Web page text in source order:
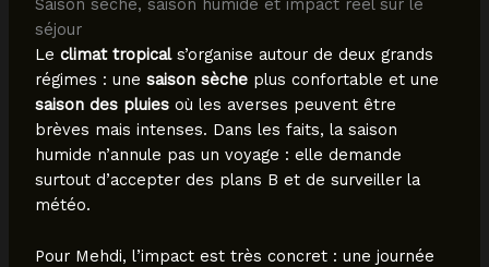
Saison sèche, saison humide et impact réel sur le
séjour
Le climat tropicals’organise autour de deux grands
régimes : une saison sècheplus confortable et une
saison des pluiesoù les averses peuvent être
brèves mais intenses. Dans les faits, la saison
humide n’annule pas un voyage : elle demande
surtout d’accepter des plans B et de surveiller la
météo.
Pour Mehdi, l’impact est très concret : une journée